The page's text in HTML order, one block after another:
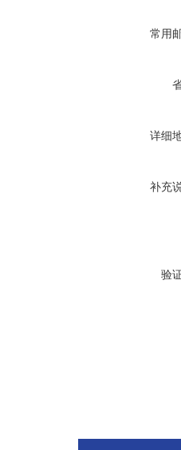
常用
详细
补充
验